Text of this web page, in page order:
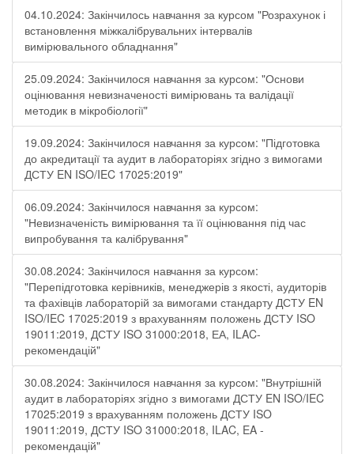
04.10.2024: Закінчилось навчання за курсом "Розрахунок і
встановлення міжкалібрувальних інтервалів
вимірювального обладнання"
25.09.2024: Закінчилося навчання за курсом: "Основи
оцінювання невизначеності вимірювань та валідації
методик в мікробіології"
19.09.2024: Закінчилося навчання за курсом: "Підготовка
до акредитації та аудит в лабораторіях згідно з вимогами
ДСТУ EN ISO/IEC 17025:2019"
06.09.2024: Закінчилося навчання за курсом:
"Невизначеність вимірювання та її оцінювання під час
випробування та калібрування"
30.08.2024: Закінчилося навчання за курсом:
"Перепідготовка керівників, менеджерів з якості, аудиторів
та фахівців лабораторій за вимогами стандарту ДСТУ EN
ISO/IEC 17025:2019 з врахуванням положень ДСТУ ISO
19011:2019, ДСТУ ISO 31000:2018, ЕА, ILAC-
рекомендацій"
30.08.2024: Закінчилося навчання за курсом: "Внутрішній
аудит в лабораторіях згідно з вимогами ДСТУ EN ISO/IEC
17025:2019 з врахуванням положень ДСТУ ISO
19011:2019, ДСТУ ISO 31000:2018, ILAC, EA -
рекомендацій"